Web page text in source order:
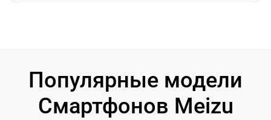
Популярные модели
Смартфонов Meizu